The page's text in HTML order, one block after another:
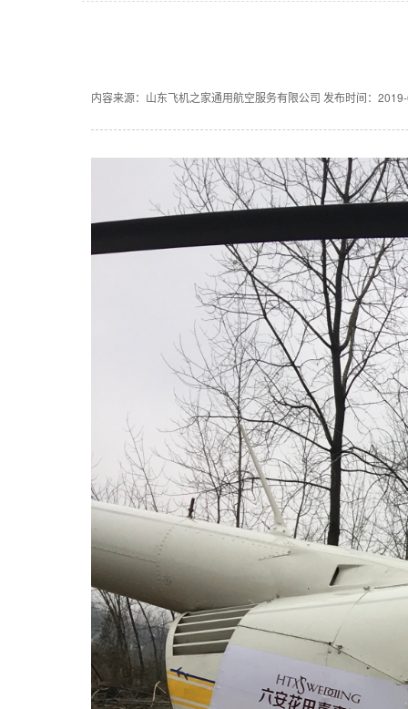
内容来源：山东飞机之家通用航空服务有限公司 发布时间：